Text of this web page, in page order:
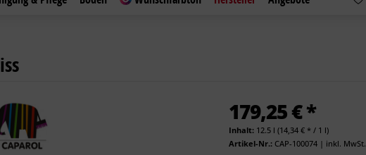
179,25 € *
Inhalt: 12.5 l (14,34 € * / 1 l)
Artikel-Nr.: CAP-100074| inkl. MwSt.